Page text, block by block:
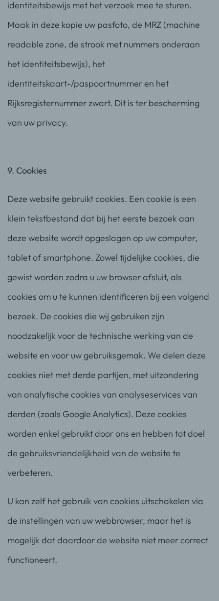
identiteitsbewijs met het verzoek mee te sturen.
Maak in deze kopie uw pasfoto, de MRZ (machine
readable zone, de strook met nummers onderaan
het identiteitsbewijs), het
identiteitskaart-/paspoortnummer en het
Rijksregisternummer zwart. Dit is ter bescherming
van uw privacy.
9. Cookies
Deze website gebruikt cookies. Een cookie is een
klein tekstbestand dat bij het eerste bezoek aan
deze website wordt opgeslagen op uw computer,
tablet of smartphone. Zowel tijdelijke cookies, die
gewist worden zodra u uw browser afsluit, als
cookies om u te kunnen identificeren bij een volgend
bezoek. De cookies die wij gebruiken zijn
noodzakelijk voor de technische werking van de
website en voor uw gebruiksgemak. We delen deze
cookies niet met derde partijen, met uitzondering
van analytische cookies van analyseservices van
derden (zoals Google Analytics). Deze cookies
worden enkel gebruikt door ons en hebben tot doel
de gebruiksvriendelijkheid van de website te
verbeteren.
U kan zelf het gebruik van cookies uitschakelen via
de instellingen van uw webbrowser, maar het is
mogelijk dat daardoor de website niet meer correct
functioneert.